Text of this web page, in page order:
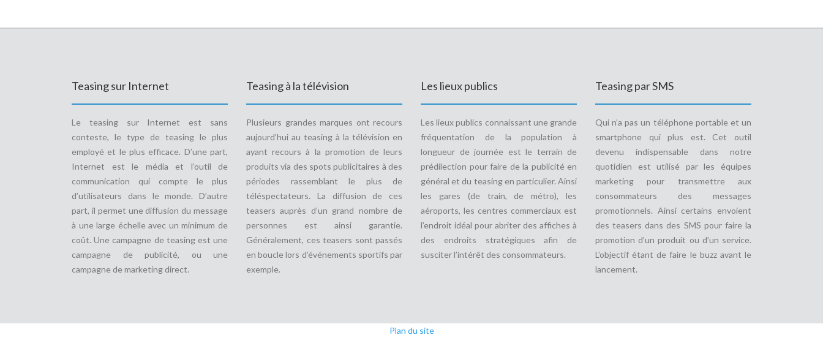
Teasing sur Internet
Le teasing sur Internet est sans
conteste, le type de teasing le plus
employé et le plus efficace. D’une part,
Internet est le média et l’outil de
communication qui compte le plus
d’utilisateurs dans le monde. D’autre
part, il permet une diffusion du message
à une large échelle avec un minimum de
coût. Une campagne de teasing est une
campagne de publicité, ou une
campagne de marketing direct.
Teasing à la télévision
Plusieurs grandes marques ont recours
aujourd’hui au teasing à la télévision en
ayant recours à la promotion de leurs
produits via des spots publicitaires à des
périodes rassemblant le plus de
téléspectateurs. La diffusion de ces
teasers auprès d’un grand nombre de
personnes est ainsi garantie.
Généralement, ces teasers sont passés
en boucle lors d’événements sportifs par
exemple.
Les lieux publics
Les lieux publics connaissant une grande
fréquentation de la population à
longueur de journée est le terrain de
prédilection pour faire de la publicité en
général et du teasing en particulier. Ainsi
les gares (de train, de métro), les
aéroports, les centres commerciaux est
l’endroit idéal pour abriter des affiches à
des endroits stratégiques afin de
susciter l’intérêt des consommateurs.
Teasing par SMS
Qui n’a pas un téléphone portable et un
smartphone qui plus est. Cet outil
devenu indispensable dans notre
quotidien est utilisé par les équipes
marketing pour transmettre aux
consommateurs des messages
promotionnels. Ainsi certains envoient
des teasers dans des SMS pour faire la
promotion d’un produit ou d’un service.
L’objectif étant de faire le buzz avant le
lancement.
Plan du site